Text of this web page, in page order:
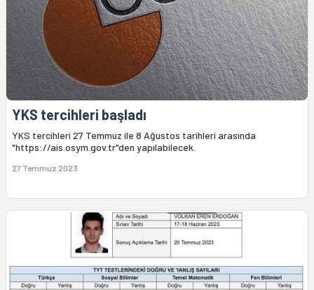
YKS tercihleri başladı
YKS tercihleri 27 Temmuz ile 8 Ağustos tarihleri arasında
"https://ais.osym.gov.tr"den yapılabilecek.
27 Temmuz 2023